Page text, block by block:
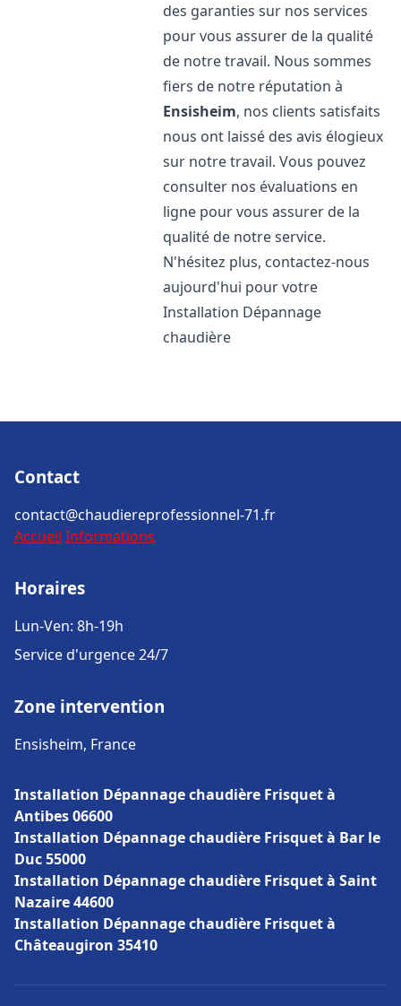
des garanties sur nos services
pour vous assurer de la qualité
de notre travail. Nous sommes
fiers de notre réputation à
Ensisheim, nos clients satisfaits
nous ont laissé des avis élogieux
sur notre travail. Vous pouvez
consulter nos évaluations en
ligne pour vous assurer de la
qualité de notre service.
N'hésitez plus, contactez-nous
aujourd'hui pour votre
Installation Dépannage
chaudière
Contact
contact@chaudiereprofessionnel-71.fr
Accueil Informations
Horaires
Lun-Ven: 8h-19h
Service d'urgence 24/7
Zone intervention
Ensisheim, France
Installation Dépannage chaudière Frisquet à
Antibes 06600
Installation Dépannage chaudière Frisquet à Bar le
Duc 55000
Installation Dépannage chaudière Frisquet à Saint
Nazaire 44600
Installation Dépannage chaudière Frisquet à
Châteaugiron 35410